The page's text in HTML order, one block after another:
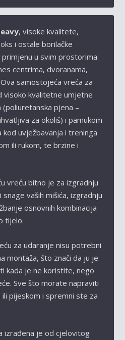
, visoke kvalitete,
i ostale borilačke
u svim prostorima:
centrima, dvoranama,
samostojeća vreća za
visoko kvalitetne umjetne
pjena –
za okoliš) i pamukom
uvježbavanja i treninga
ili rukom, te brzine i
vreću bitno je za izgradnju
vaših mišića, izgradnju
osnovnih kombinacija
tijelo.
za udaranje nisu potrebni
montaža, što znači da ju je
kada je ne koristite, nego
Sve što morate napraviti
pijeskom i spremni ste za
izrađena je od cjelovitog